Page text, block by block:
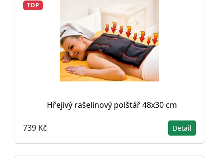
TOP
Hřejivý rašelinový polštář 48x30 cm
739 Kč Detail